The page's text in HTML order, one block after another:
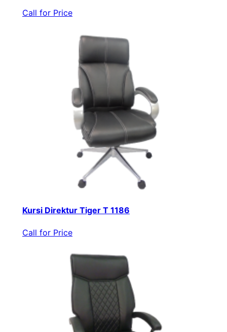
Call for Price
Kursi Direktur Tiger T 1186
Call for Price